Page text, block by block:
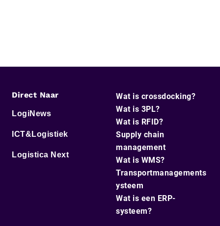
Direct Naar
LogiNews
ICT&Logistiek
Logistica Next
Wat is crossdocking?
Wat is 3PL?
Wat is RFID?
Supply chain
management
Wat is WMS?
Transportmanagements
ysteem
Wat is een ERP-
systeem?